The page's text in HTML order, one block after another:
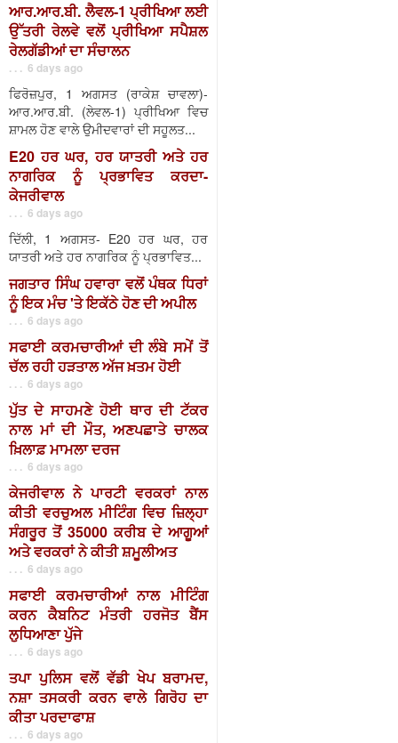
ਆਰ.ਆਰ.ਬੀ. ਲੈਵਲ-1 ਪ੍ਰੀਖਿਆ ਲਈ
ਉੱਤਰੀ ਰੇਲਵੇ ਵਲੋਂ ਪ੍ਰੀਖਿਆ ਸਪੈਸ਼ਲ
ਰੇਲਗੱਡੀਆਂ ਦਾ ਸੰਚਾਲਨ
. . . 6 days ago
ਫਿਰੋਜ਼ਪੁਰ, 1 ਅਗਸਤ (ਰਾਕੇਸ਼ ਚਾਵਲਾ)-
ਆਰ.ਆਰ.ਬੀ. (ਲੇਵਲ-1) ਪ੍ਰੀਖਿਆ ਵਿਚ
ਸ਼ਾਮਲ ਹੋਣ ਵਾਲੇ ਉਮੀਦਵਾਰਾਂ ਦੀ ਸਹੂਲਤ...
E20 ਹਰ ਘਰ, ਹਰ ਯਾਤਰੀ ਅਤੇ ਹਰ
ਨਾਗਰਿਕ ਨੂੰ ਪ੍ਰਭਾਵਿਤ ਕਰਦਾ-
ਕੇਜਰੀਵਾਲ
. . . 6 days ago
ਦਿੱਲੀ, 1 ਅਗਸਤ- E20 ਹਰ ਘਰ, ਹਰ
ਯਾਤਰੀ ਅਤੇ ਹਰ ਨਾਗਰਿਕ ਨੂੰ ਪ੍ਰਭਾਵਿਤ...
ਜਗਤਾਰ ਸਿੰਘ ਹਵਾਰਾ ਵਲੋਂ ਪੰਥਕ ਧਿਰਾਂ
ਨੂੰ ਇਕ ਮੰਚ 'ਤੇ ਇਕੱਠੇ ਹੋਣ ਦੀ ਅਪੀਲ
. . . 6 days ago
ਸਫਾਈ ਕਰਮਚਾਰੀਆਂ ਦੀ ਲੰਬੇ ਸਮੇਂ ਤੋਂ
ਚੱਲ ਰਹੀ ਹੜਤਾਲ ਅੱਜ ਖ਼ਤਮ ਹੋਈ
. . . 6 days ago
ਪੁੱਤ ਦੇ ਸਾਹਮਣੇ ਹੋਈ ਥਾਰ ਦੀ ਟੱਕਰ
ਨਾਲ ਮਾਂ ਦੀ ਮੌਤ, ਅਣਪਛਾਤੇ ਚਾਲਕ
ਖ਼ਿਲਾਫ਼ ਮਾਮਲਾ ਦਰਜ
. . . 6 days ago
ਕੇਜਰੀਵਾਲ ਨੇ ਪਾਰਟੀ ਵਰਕਰਾਂ ਨਾਲ
ਕੀਤੀ ਵਰਚੁਅਲ ਮੀਟਿੰਗ ਵਿਚ ਜ਼ਿਲ੍ਹਾ
ਸੰਗਰੂਰ ਤੋਂ 35000 ਕਰੀਬ ਦੇ ਆਗੂਆਂ
ਅਤੇ ਵਰਕਰਾਂ ਨੇ ਕੀਤੀ ਸ਼ਮੂਲੀਅਤ
. . . 6 days ago
ਸਫਾਈ ਕਰਮਚਾਰੀਆਂ ਨਾਲ ਮੀਟਿੰਗ
ਕਰਨ ਕੈਬਨਿਟ ਮੰਤਰੀ ਹਰਜੋਤ ਬੈਂਸ
ਲੁਧਿਆਣਾ ਪੁੱਜੇ
. . . 6 days ago
ਤਪਾ ਪੁਲਿਸ ਵਲੋਂ ਵੱਡੀ ਖੇਪ ਬਰਾਮਦ,
ਨਸ਼ਾ ਤਸਕਰੀ ਕਰਨ ਵਾਲੇ ਗਿਰੋਹ ਦਾ
ਕੀਤਾ ਪਰਦਾਫਾਸ਼
. . . 6 days ago